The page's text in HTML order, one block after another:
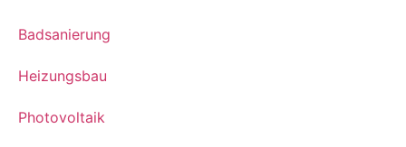
Badsanierung
Heizungsbau
Photovoltaik